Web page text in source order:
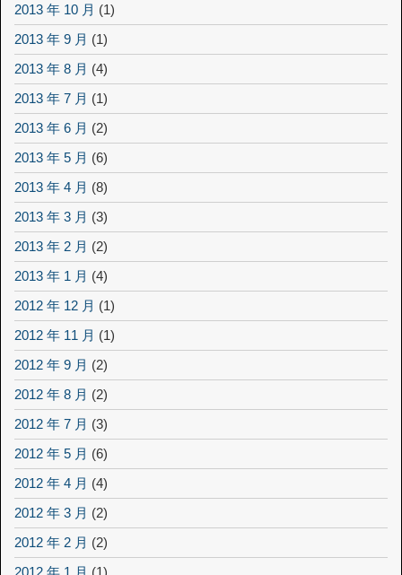
2013 年 10 月 (1)
2013 年 9 月 (1)
2013 年 8 月 (4)
2013 年 7 月 (1)
2013 年 6 月 (2)
2013 年 5 月 (6)
2013 年 4 月 (8)
2013 年 3 月 (3)
2013 年 2 月 (2)
2013 年 1 月 (4)
2012 年 12 月 (1)
2012 年 11 月 (1)
2012 年 9 月 (2)
2012 年 8 月 (2)
2012 年 7 月 (3)
2012 年 5 月 (6)
2012 年 4 月 (4)
2012 年 3 月 (2)
2012 年 2 月 (2)
2012 年 1 月 (1)